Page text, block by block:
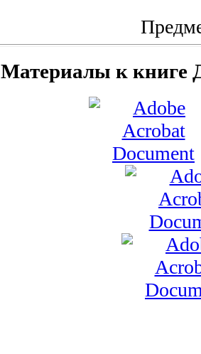
Материалы к книге